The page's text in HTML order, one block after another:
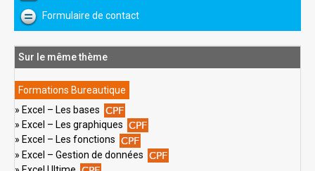
Formulaire de contact
Sur le même thème
Formations Bureautique
Excel – Les bases
Excel – Les graphiques
Excel – Les fonctions
Excel – Gestion de données